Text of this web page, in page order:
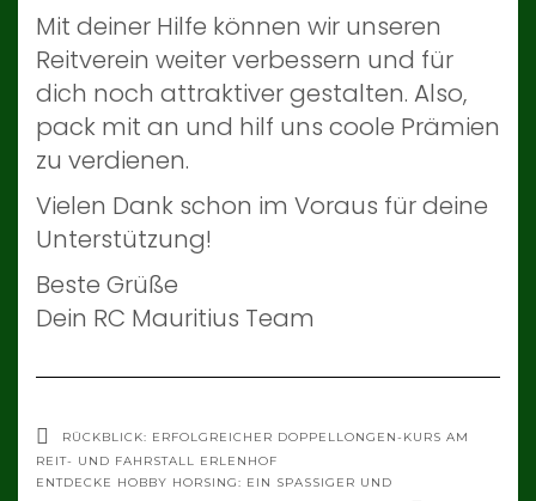
Mit deiner Hilfe können wir unseren
Reitverein weiter verbessern und für
dich noch attraktiver gestalten. Also,
pack mit an und hilf uns coole Prämien
zu verdienen.
Vielen Dank schon im Voraus für deine
Unterstützung!
Beste Grüße
Dein RC Mauritius Team
RÜCKBLICK: ERFOLGREICHER DOPPELLONGEN-KURS AM
REIT- UND FAHRSTALL ERLENHOF
ENTDECKE HOBBY HORSING: EIN SPASSIGER UND E